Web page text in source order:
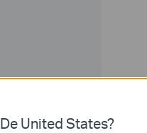
De United States?